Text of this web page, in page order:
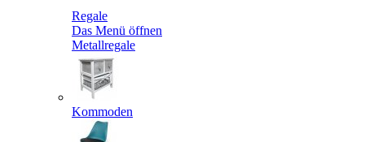
Regale
Das Menü öffnen
Metallregale
Kommoden